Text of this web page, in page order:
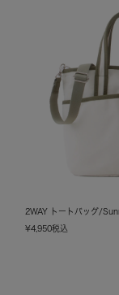
2WAY トートバッグ/
¥4,950税込